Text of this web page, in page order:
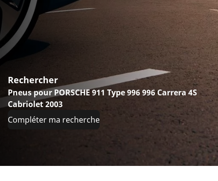
Rechercher
Pneus pour PORSCHE 911 Type 996 996 Carrera 4S
Cabriolet 2003
Compléter ma recherche